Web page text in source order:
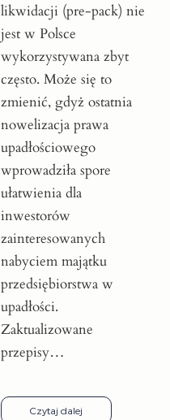
likwidacji (pre-pack) nie
jest w Polsce
wykorzystywana zbyt
często. Może się to
zmienić, gdyż ostatnia
nowelizacja prawa
upadłościowego
wprowadziła spore
ułatwienia dla
inwestorów
zainteresowanych
nabyciem majątku
przedsiębiorstwa w
upadłości.
Zaktualizowane
przepisy…
Czytaj dalej